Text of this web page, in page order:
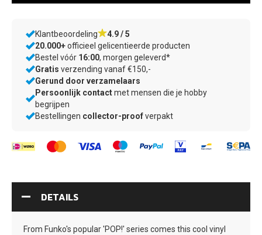
ONZE
VOORDELEN
Klantbeoordeling
4.9 / 5
20.000+officieel gelicentieerde producten
Bestel vóór 16:00, morgen geleverd*
Gratis verzending vanaf €150,-
Gerund door verzamelaars
wij
waar
let
Persoonlijk contactmet mensen die je hobby
begrijpen
Bestellingen collector-proofverpakt–
verpakt
door
DETAILS
From Funko's popular 'POP!' series comes this cool vinyl